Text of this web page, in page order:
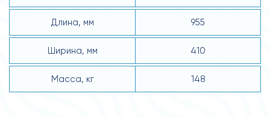
Длина, мм 955
Ширина, мм 410
Масса, кг 148